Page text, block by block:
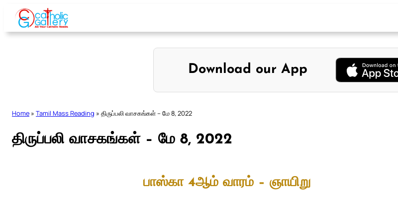
Skip
content
Download our App
Home » Tamil Mass Reading » திருப்பலி வாசகங்கள் – மே 8, 2022
திருப்பலி வாசகங்கள் – மே 8, 2022
பாஸ்கா 4ஆம் வாரம் – ஞாயிறு